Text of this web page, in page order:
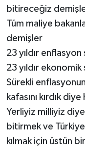
bitireceğiz
Tüm maliye
demişler
23 yıldır
23 yıldır
Sürekli
kafasını kırdık
Yerliyiz milliyiz
bitirmek ve
kılmak için üstün